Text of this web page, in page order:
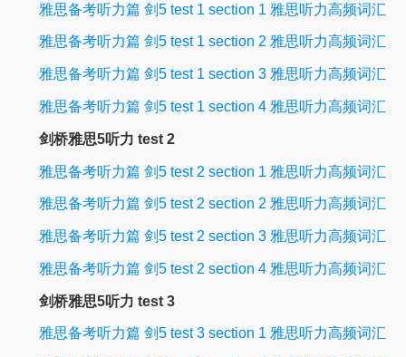
雅思备考听力篇 剑5 test 1 section 1 雅思听力高频词汇
雅思备考听力篇 剑5 test 1 section 2 雅思听力高频词汇
雅思备考听力篇 剑5 test 1 section 3 雅思听力高频词汇
雅思备考听力篇 剑5 test 1 section 4 雅思听力高频词汇
剑桥雅思5听力 test 2
雅思备考听力篇 剑5 test 2 section 1 雅思听力高频词汇
雅思备考听力篇 剑5 test 2 section 2 雅思听力高频词汇
雅思备考听力篇 剑5 test 2 section 3 雅思听力高频词汇
雅思备考听力篇 剑5 test 2 section 4 雅思听力高频词汇
剑桥雅思5听力 test 3
雅思备考听力篇 剑5 test 3 section 1 雅思听力高频词汇